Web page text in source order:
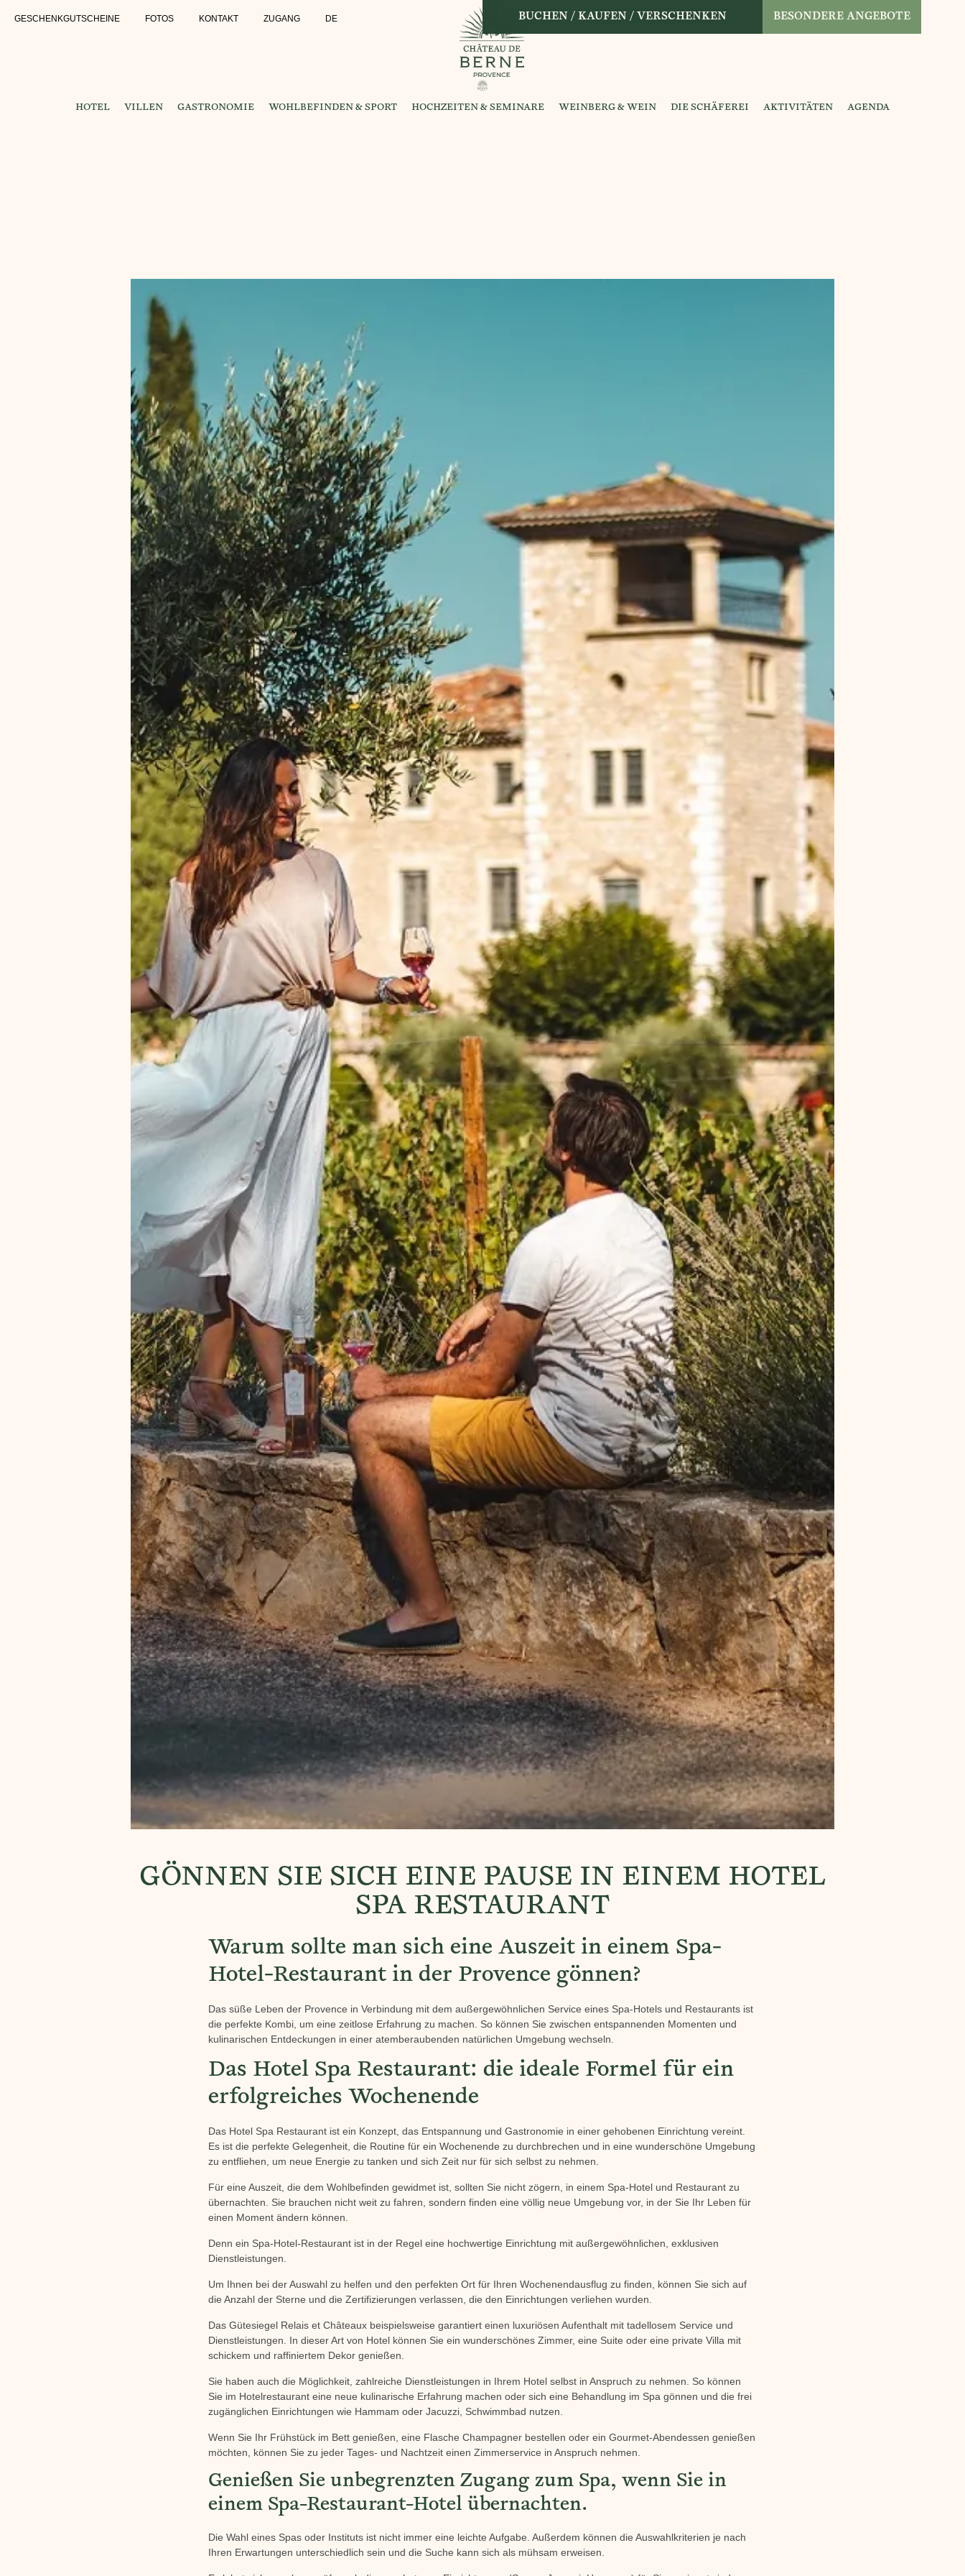
GESCHENKGUTSCHEINE FOTOS KONTAKT ZUGANG DE BUCHEN / KAUFEN / VERSCHENKEN BESONDERE ANGEBOTE
HOTEL VILLEN GASTRONOMIE WOHLBEFINDEN & SPORT HOCHZEITEN & SEMINARE WEINBERG & WEIN DIE SCHÄFEREI AKTIVITÄTEN AGENDA
GÖNNEN SIE SICH EINE PAUSE IN EINEM HOTEL
SPA RESTAURANT
Warum sollte man sich eine Auszeit in einem Spa-
Hotel-Restaurant in der Provence gönnen?
Das süße Leben der Provence in Verbindung mit dem außergewöhnlichen Service eines Spa-Hotels und Restaurants ist
die perfekte Kombi, um eine zeitlose Erfahrung zu machen. So können Sie zwischen entspannenden Momenten und
kulinarischen Entdeckungen in einer atemberaubenden natürlichen Umgebung wechseln.
Das Hotel Spa Restaurant: die ideale Formel für ein
erfolgreiches Wochenende
Das Hotel Spa Restaurant ist ein Konzept, das Entspannung und Gastronomie in einer gehobenen Einrichtung vereint.
Es ist die perfekte Gelegenheit, die Routine für ein Wochenende zu durchbrechen und in eine wunderschöne Umgebung
zu entfliehen, um neue Energie zu tanken und sich Zeit nur für sich selbst zu nehmen.
Für eine Auszeit, die dem Wohlbefinden gewidmet ist, sollten Sie nicht zögern, in einem Spa-Hotel und Restaurant zu
übernachten. Sie brauchen nicht weit zu fahren, sondern finden eine völlig neue Umgebung vor, in der Sie Ihr Leben für
einen Moment ändern können.
Denn ein Spa-Hotel-Restaurant ist in der Regel eine hochwertige Einrichtung mit außergewöhnlichen, exklusiven
Dienstleistungen.
Um Ihnen bei der Auswahl zu helfen und den perfekten Ort für Ihren Wochenendausflug zu finden, können Sie sich auf
die Anzahl der Sterne und die Zertifizierungen verlassen, die den Einrichtungen verliehen wurden.
Das Gütesiegel Relais et Châteaux beispielsweise garantiert einen luxuriösen Aufenthalt mit tadellosem Service und
Dienstleistungen. In dieser Art von Hotel können Sie ein wunderschönes Zimmer, eine Suite oder eine private Villa mit
schickem und raffiniertem Dekor genießen.
Sie haben auch die Möglichkeit, zahlreiche Dienstleistungen in Ihrem Hotel selbst in Anspruch zu nehmen. So können
Sie im Hotelrestaurant eine neue kulinarische Erfahrung machen oder sich eine Behandlung im Spa gönnen und die frei
zugänglichen Einrichtungen wie Hammam oder Jacuzzi, Schwimmbad nutzen.
Wenn Sie Ihr Frühstück im Bett genießen, eine Flasche Champagner bestellen oder ein Gourmet-Abendessen genießen
möchten, können Sie zu jeder Tages- und Nachtzeit einen Zimmerservice in Anspruch nehmen.
Genießen Sie unbegrenzten Zugang zum Spa, wenn Sie in
einem Spa-Restaurant-Hotel übernachten.
Die Wahl eines Spas oder Instituts ist nicht immer eine leichte Aufgabe. Außerdem können die Auswahlkriterien je nach
Ihren Erwartungen unterschiedlich sein und die Suche kann sich als mühsam erweisen.